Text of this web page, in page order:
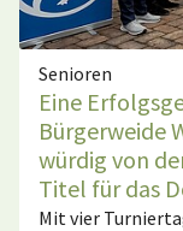
Senioren
Eine
Bürgerweide
würdig von
Titel für das
Mit vier